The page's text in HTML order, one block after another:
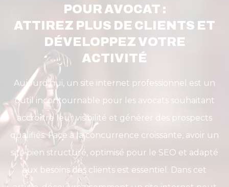
POUR AVOCAT :
ATTIREZ PLUS DE CLIENTS ET
DÉVELOPPEZ VOTRE
ACTIVITÉ
Aujourd’hui, un site internet professionnel est un
outil incontournable pour les avocats souhaitant
accroître leur visibilité et générer des prospects
qualifiés. Face à la concurrence croissante, avoir un
site bien structuré, optimisé pour le SEO et adapté
aux besoins des clients est essentiel. Dans cet